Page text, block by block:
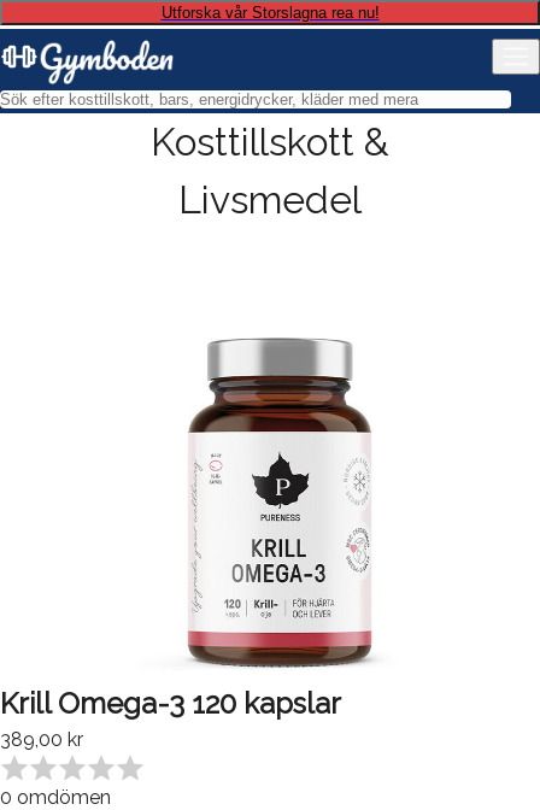
Utforska vår Storslagna rea nu!
Kosttillskott &
Livsmedel
Krill Omega-3 120 kapslar
389,00 kr
0 omdömen